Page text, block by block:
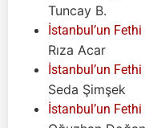
Tuncay B.
İstanbul’un Fethi
Rıza Acar
İstanbul’un Fethi
Seda Şimşek
İstanbul’un Fethi